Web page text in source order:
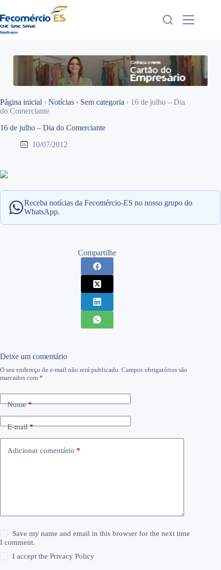
para
o
conteúdo
Página inicial › Notícias › Sem categoria › 16 de julho – Dia
do Comerciante
16 de julho – Dia do Comerciante
10/07/2012
Receba notícias da Fecomércio-ES no nosso grupo do
WhatsApp.
Compartilhe
Deixe um comentário
O seu endereço de e-mail não será publicado. Campos obrigatórios são
marcados com *
Nome*
E-mail*
Adicionar comentário *
Save my name and email in this browser for the next time
I comment.
I accept thePrivacy Policy